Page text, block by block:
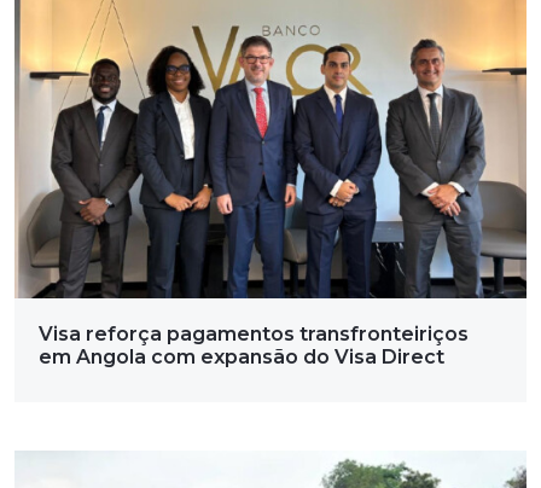
Visa reforça pagamentos transfronteiriços
em Angola com expansão do Visa Direct